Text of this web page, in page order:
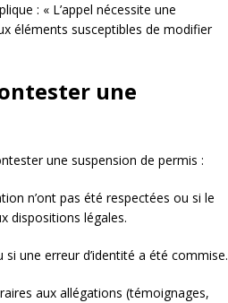
: « L’appel nécessite une
éléments susceptibles de modifier
une
une suspension de permis :
n’ont pas été respectées ou si le
dispositions légales.
une erreur d’identité a été commise.
aux allégations (témoignages,